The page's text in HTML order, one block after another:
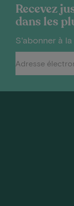
Recevez
dans les
S'abonner à